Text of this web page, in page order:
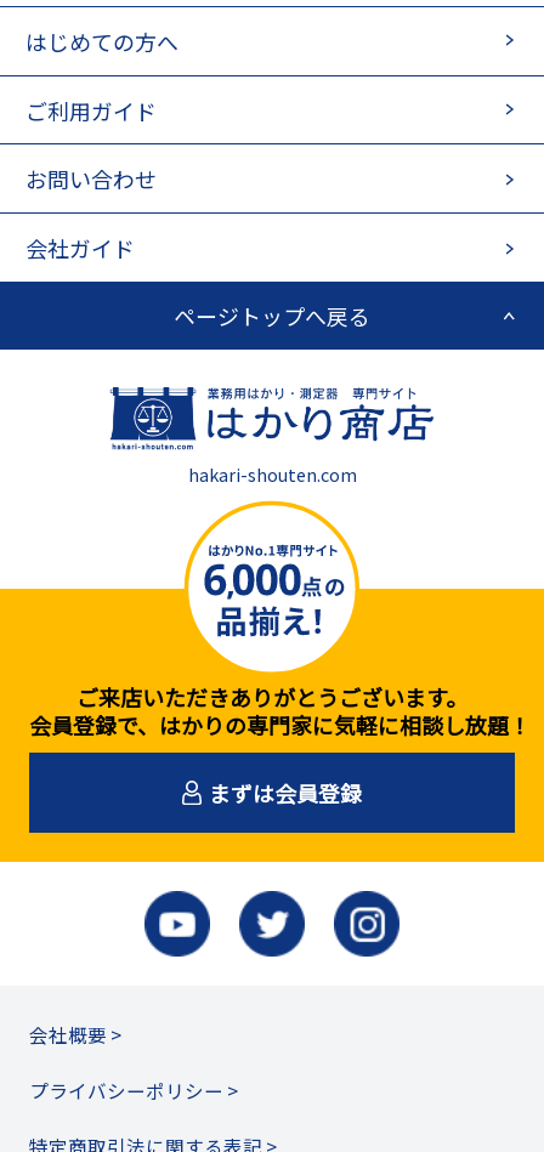
会社概要 >
プライバシーポリシー >
特定商取引法に関する表記 >
ご来店いただきありがとうございます。
会員登録で、はかりの専門家に気軽に相談し放題！
まずは会員登録
はじめての方へ
ご利用ガイド
お問い合わせ
会社ガイド
ページトップへ戻る
hakari-shouten.com